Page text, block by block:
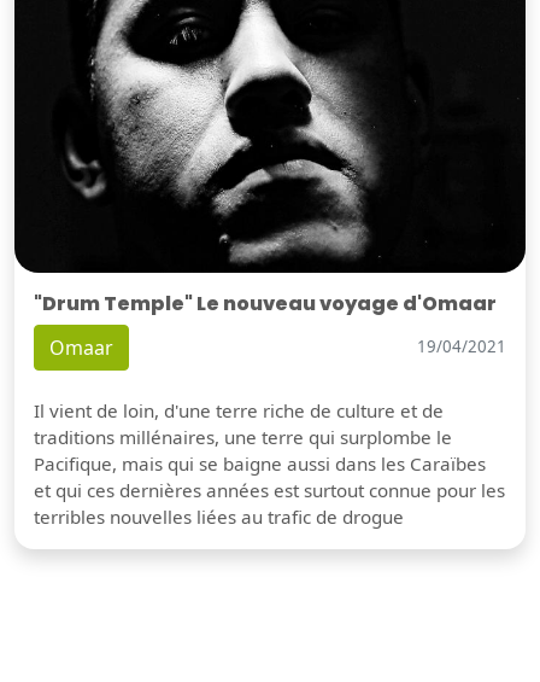
"Drum Temple" Le nouveau voyage d'Omaar
Omaar 19/04/2021
Il vient de loin, d'une terre riche de culture et de
traditions millénaires, une terre qui surplombe le
Pacifique, mais qui se baigne aussi dans les Caraïbes
et qui ces dernières années est surtout connue pour les
terribles nouvelles liées au trafic de drogue